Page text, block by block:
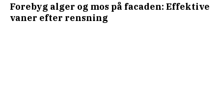
Forebyg alger og mos på facaden: Effektive
vaner efter rensning